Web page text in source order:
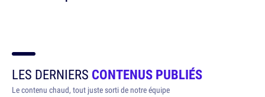
LES DERNIERS CONTENUS PUBLIÉS
Le contenu chaud, tout juste sorti de notre équipe